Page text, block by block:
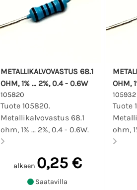
METALLIKALVOVASTUS 68.1
OHM, 1% ... 2%, 0.4 - 0.6W
105820
Tuote 105820.
Metallikalvovastus 68.1
ohm, 1% ... 2%, 0.4 - 0.6W.
alkaen 0,25 €
Saatavilla
OHM,
105932
Tuote
ohm,